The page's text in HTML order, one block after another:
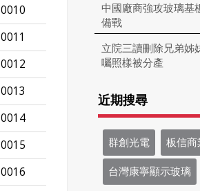
0010
0011
0012
0013
0014
0015
0016
中國廠商強攻玻璃基
備戰
立院三讀刪除兄弟姊
囑照樣被分產
近期搜尋
群創光電 板信商
台灣康寧顯示玻璃